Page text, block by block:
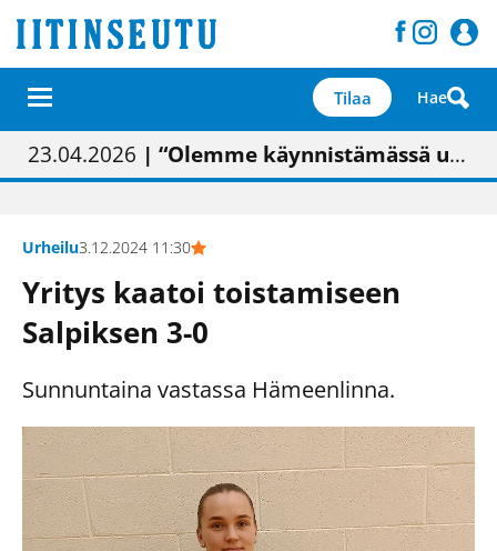
Tilaa Hae
01.02.2026 | Painon vaihtumisen pitäisi näkyä hieman parempana painojäljen laatuna lehdessä
05.02.2026 | Uudistettu kunnantalo on valoisa
23.04.2026 | “Olemme käynnistämässä uudelleen keskustavisiotyön”
09.05.2026| "Maalla on totuttu elämään omavaraisemmin kuin kaupungissa"
Urheilu3.12.2024 11:30
Yritys kaatoi toistamiseen
Salpiksen 3-0
Sunnuntaina vastassa Hämeenlinna.